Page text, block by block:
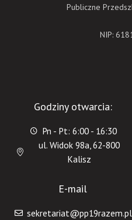
Publiczne
NIP:
Godziny otwarcia:
Pn - Pt: 6:00 - 16:30
ul. Widok 98a, 62-800
Kalisz
E-mail
sekretariat@pp19razem.pl